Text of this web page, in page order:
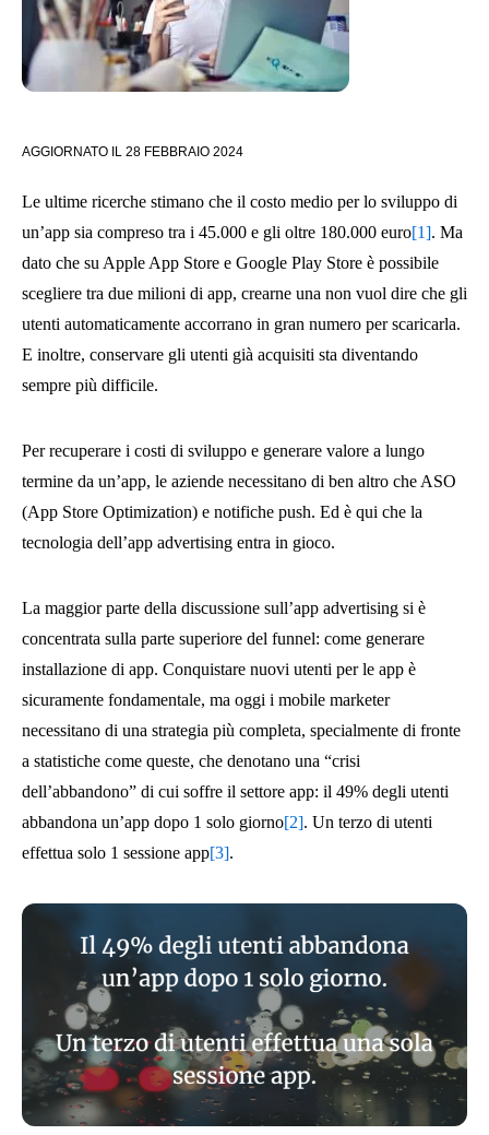
AGGIORNATO IL 28 FEBBRAIO 2024
Le ultime ricerche stimano che il costo medio per lo sviluppo di
un’app sia compreso tra i 45.000 e gli oltre 180.000 euro[1]. Ma
dato che su Apple App Store e Google Play Store è possibile
scegliere tra due milioni di app, crearne una non vuol dire che gli
utenti automaticamente accorrano in gran numero per scaricarla.
E inoltre, conservare gli utenti già acquisiti sta diventando
sempre più difficile.
Per recuperare i costi di sviluppo e generare valore a lungo
termine da un’app, le aziende necessitano di ben altro che ASO
(App Store Optimization) e notifiche push. Ed è qui che la
tecnologia dell’app advertising entra in gioco.
La maggior parte della discussione sull’app advertising si è
concentrata sulla parte superiore del funnel: come generare
installazione di app. Conquistare nuovi utenti per le app è
sicuramente fondamentale, ma oggi i mobile marketer
necessitano di una strategia più completa, specialmente di fronte
a statistiche come queste, che denotano una “crisi
dell’abbandono” di cui soffre il settore app: il 49% degli utenti
abbandona un’app dopo 1 solo giorno[2]. Un terzo di utenti
effettua solo 1 sessione app[3].